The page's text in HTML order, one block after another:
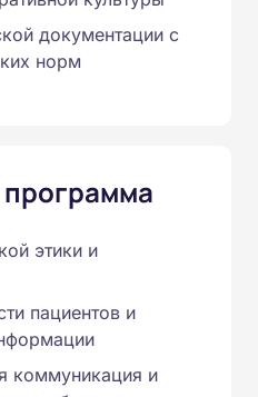
документации с
норм
этики и
пациентов и
коммуникация и